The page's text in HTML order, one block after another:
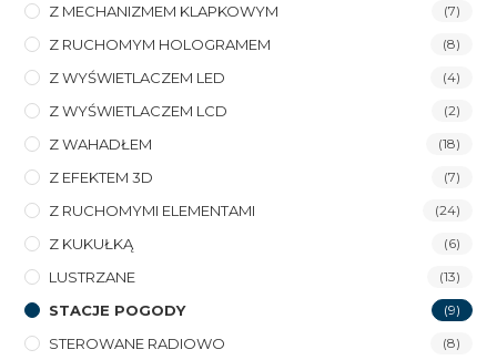
Z MECHANIZMEM KLAPKOWYM (7)
Z RUCHOMYM HOLOGRAMEM (8)
Z WYŚWIETLACZEM LED (4)
Z WYŚWIETLACZEM LCD (2)
Z WAHADŁEM (18)
Z EFEKTEM 3D (7)
Z RUCHOMYMI ELEMENTAMI (24)
Z KUKUŁKĄ (6)
LUSTRZANE (13)
STACJE POGODY (9)
STEROWANE RADIOWO (8)